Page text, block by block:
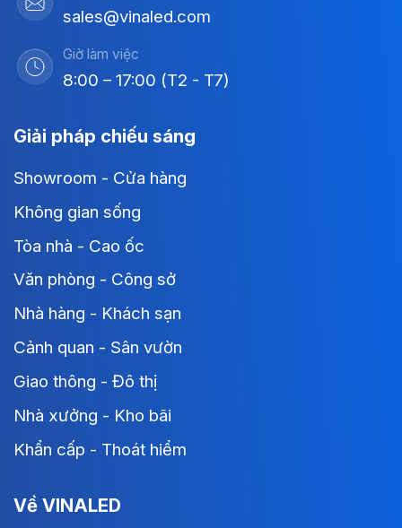
sales@vinaled.com
Giờ làm việc
8:00 – 17:00 (T2 - T7)
Giải pháp chiếu sáng
Showroom - Cửa hàng
Không gian sống
Tòa nhà - Cao ốc
Văn phòng - Công sở
Nhà hàng - Khách sạn
Cảnh quan - Sân vườn
Giao thông - Đô thị
Nhà xưởng - Kho bãi
Khẩn cấp - Thoát hiểm
Về VINALED